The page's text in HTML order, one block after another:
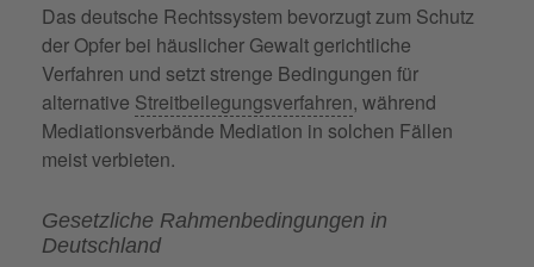
Das deutsche Rechtssystem bevorzugt zum Schutz
der Opfer bei häuslicher Gewalt gerichtliche
Verfahren und setzt strenge Bedingungen für
alternative Streitbeilegungsverfahren, während
Mediationsverbände Mediation in solchen Fällen
meist verbieten.
Gesetzliche Rahmenbedingungen in
Deutschland